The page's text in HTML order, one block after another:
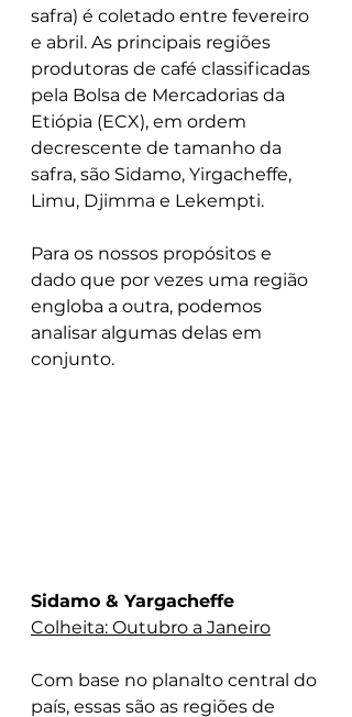
safra) é coletado entre fevereiro
e abril. As principais regiões
produtoras de café classificadas
pela Bolsa de Mercadorias da
Etiópia (ECX), em ordem
decrescente de tamanho da
safra, são Sidamo, Yirgacheffe,
Limu, Djimma e Lekempti.
Para os nossos propósitos e
dado que por vezes uma região
engloba a outra, podemos
analisar algumas delas em
conjunto.
Sidamo & Yargacheffe
Colheita: Outubro a Janeiro
Com base no planalto central do
país, essas são as regiões de